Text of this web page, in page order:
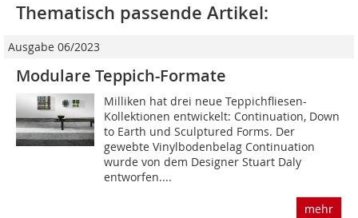
Thematisch passende Artikel:
Ausgabe 06/2023
Modulare Teppich-Formate
Milliken hat drei neue Teppichfliesen-
Kollektionen entwickelt: Continuation, Down
to Earth und Sculptured Forms. Der
gewebte Vinylbodenbelag Continuation
wurde von dem Designer Stuart Daly
entworfen....
mehr